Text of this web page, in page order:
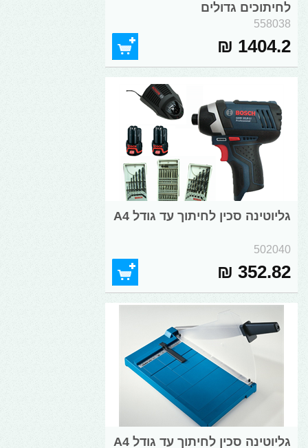
לחיתוכים גדולים
558038
1404.2 ₪
גליוטינה סכין לחיתוך עד גודל A4
502040
352.82 ₪
גליוטינה סכין לחיתוך עד גודל A4